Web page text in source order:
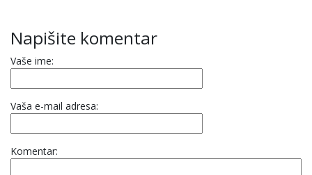
Napišite komentar
Vaše ime:
Vaša e-mail adresa:
Komentar: